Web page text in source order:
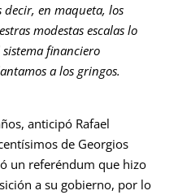
decir, en maqueta, los
modestas escalas lo
financiero
a los gringos.
anticipó Rafael
de Georgios
un referéndum que hizo
a su gobierno, por lo